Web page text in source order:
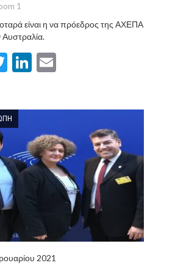
1
είναι η να πρόεδρος της ΑΧΕΠΑ
Αυστραλία.
TwitterLinkedIn
2021